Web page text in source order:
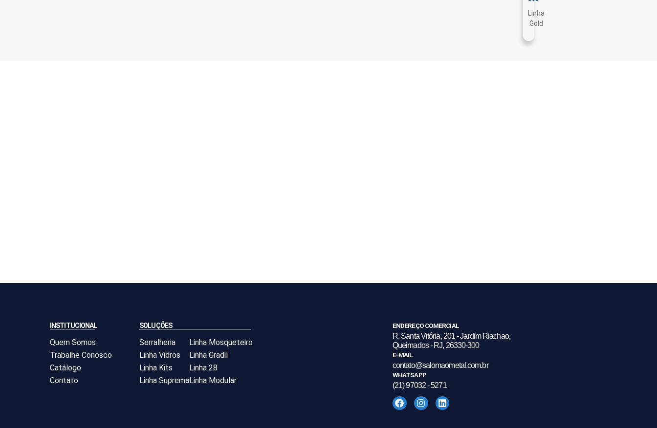
Linha
Gold
INSTITUCIONAL
Quem Somos
Trabalhe Conosco
Catálogo
Contato
SOLUÇÕES
Serralheria
Linha Vidros
Linha Kits
Linha Suprema
Linha Mosqueteiro
Linha Gradil
Linha 28
Linha Modular
ENDEREÇO COMERCIAL
R. Santa Vitória, 201 - Jardim Riachao,
Queimados - RJ, 26330-300
E-MAIL
contato@salomaometal.com.br
WHATSAPP
(21) 97032 - 5271